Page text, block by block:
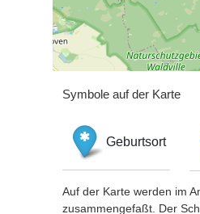
Symbole auf der Karte
Geburtsort
Auf der Karte werden im
zusammengefaßt. Der